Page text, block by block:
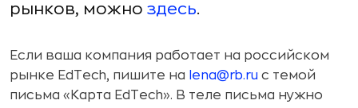
рынков, можно здесь.
Если ваша компания работает на российском
рынке EdTech, пишите на
lena@rb.ru с темой
письма «Карта EdTech». В теле письма нужно